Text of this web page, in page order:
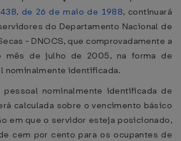
de 26 de maio de 1988, continuará
do Departamento Nacional de
- DNOCS, que comprovadamente a
mês de julho de 2005, na forma de
nominalmente identificada.
pessoal nominalmente identificada de
calculada sobre o vencimento básico
em que o servidor esteja posicionado,
cem por cento para os ocupantes de